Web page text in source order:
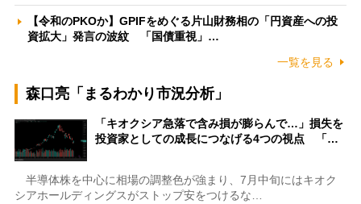
【令和のPKOか】GPIFをめぐる片山財務相の「円資産への投
資拡大」発言の波紋 「国債重視」…
一覧を見る
森口亮「まるわかり市況分析」
「キオクシア急落で含み損が膨らんで…」損失を
投資家としての成長につなげる4つの視点 「…
半導体株を中心に相場の調整色が強まり、7月中旬にはキオク
シアホールディングスがストップ安をつけるな…